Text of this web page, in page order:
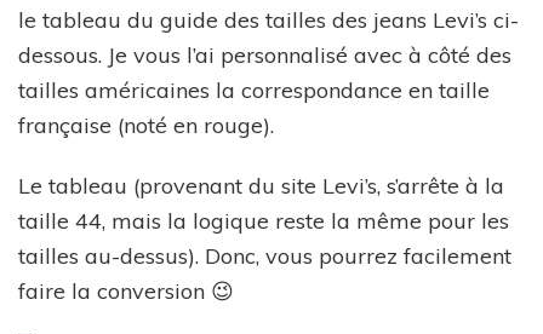
le tableau du guide des tailles des jeans Levi’s ci-
dessous. Je vous l’ai personnalisé avec à côté des
tailles américaines la correspondance en taille
française (noté en rouge).
Le tableau (provenant du site Levi’s, s’arrête à la
taille 44, mais la logique reste la même pour les
tailles au-dessus). Donc, vous pourrez facilement
faire la conversion 😉